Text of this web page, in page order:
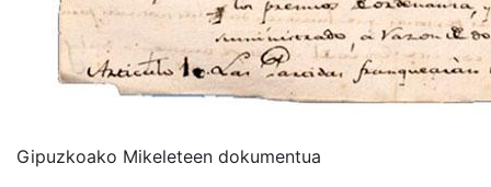
Gipuzkoako Mikeleteen dokumentua